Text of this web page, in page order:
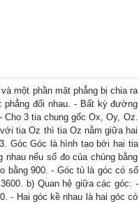
một phần mặt phẳng bị chia ra
đối nhau. - Bất kỳ đường
Cho 3 tia chung gốc Ox, Oy, Oz.
tia Oz thì tia Oz nằm giữa hai
Góc Góc là hình tạo bởi hai tia
nếu số đo của chúng bằng
bằng 900. - Góc tù là góc có số
b) Quan hệ giữa các góc: -
- Hai góc kề nhau là hai góc có